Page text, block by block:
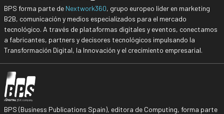
BPS forma parte de Nextwork360, grupo europeo líder en marketing
B2B, comunicación y medios especializados para el mercado
tecnológico. A través de plataformas digitales y eventos, conectamos
a fabricantes, partners y decisores tecnológicos impulsando la
Transformación Digital, la Innovación y el crecimiento empresarial.
BPS (Business Publications Spain), editora de Computing, forma parte